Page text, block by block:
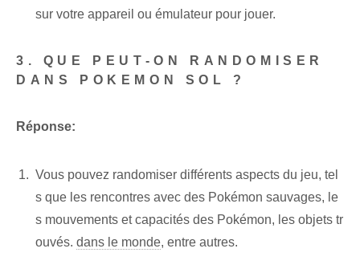
sur votre appareil ou émulateur pour jouer.
3. QUE PEUT-ON RANDOMISER
DANS POKEMON SOL ?
Réponse:
Vous pouvez randomiser différents aspects du jeu, tel
s que les rencontres avec des Pokémon sauvages, le
s mouvements et capacités des Pokémon, les objets tr
ouvés. dans le monde, entre autres.